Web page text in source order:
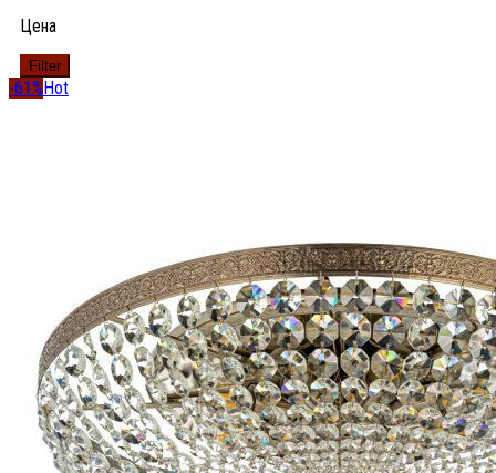
Цена
Filter
-61% Hot